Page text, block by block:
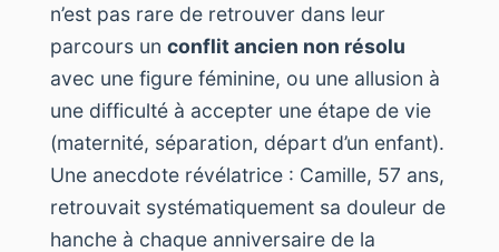
n’est pas rare de retrouver dans leur
parcours un conflit ancien non résolu
avec une figure féminine, ou une allusion à
une difficulté à accepter une étape de vie
(maternité, séparation, départ d’un enfant).
Une anecdote révélatrice : Camille, 57 ans,
retrouvait systématiquement sa douleur de
hanche à chaque anniversaire de la